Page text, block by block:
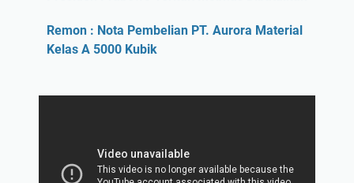
Remon : Nota Pembelian PT. Aurora Material
Kelas A 5000 Kubik